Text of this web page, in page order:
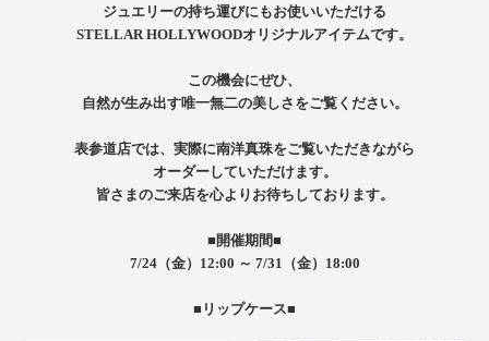
ジュエリーの持ち運びにもお使いいただける
STELLAR HOLLYWOODオリジナルアイテムです。
この機会にぜひ、
自然が生み出す唯一無二の美しさをご覧ください。
表参道店では、実際に南洋真珠をご覧いただきながら
オーダーしていただけます。
皆さまのご来店を心よりお待ちしております。
■開催期間■
7/24（金）12:00 ～ 7/31（金）18:00
■リップケース■